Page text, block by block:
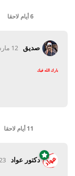
6 أيام لاحقا
صديق 12 مارس 2008
بارك الله فيك
11 أيام لاحقا
دكتور عواد 23 مارس